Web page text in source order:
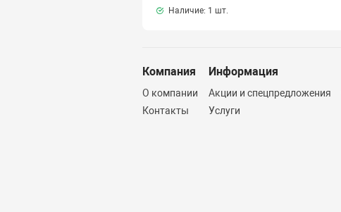
Наличие: 1 шт.
Компания
О компании
Контакты
Информация
Акции и спецпредложения
Услуги